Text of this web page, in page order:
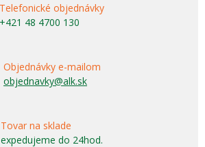
Telefonické objednávky
+421 48 4700 130
Objednávky e-mailom
objednavky@alk.sk
Tovar na sklade
expedujeme do 24hod.